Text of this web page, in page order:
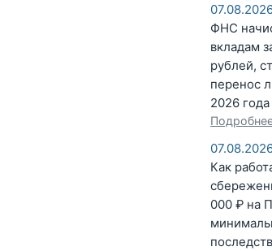
ФНС
вкладам
рублей,
перенос
2026 года
Как
000 ₽ на